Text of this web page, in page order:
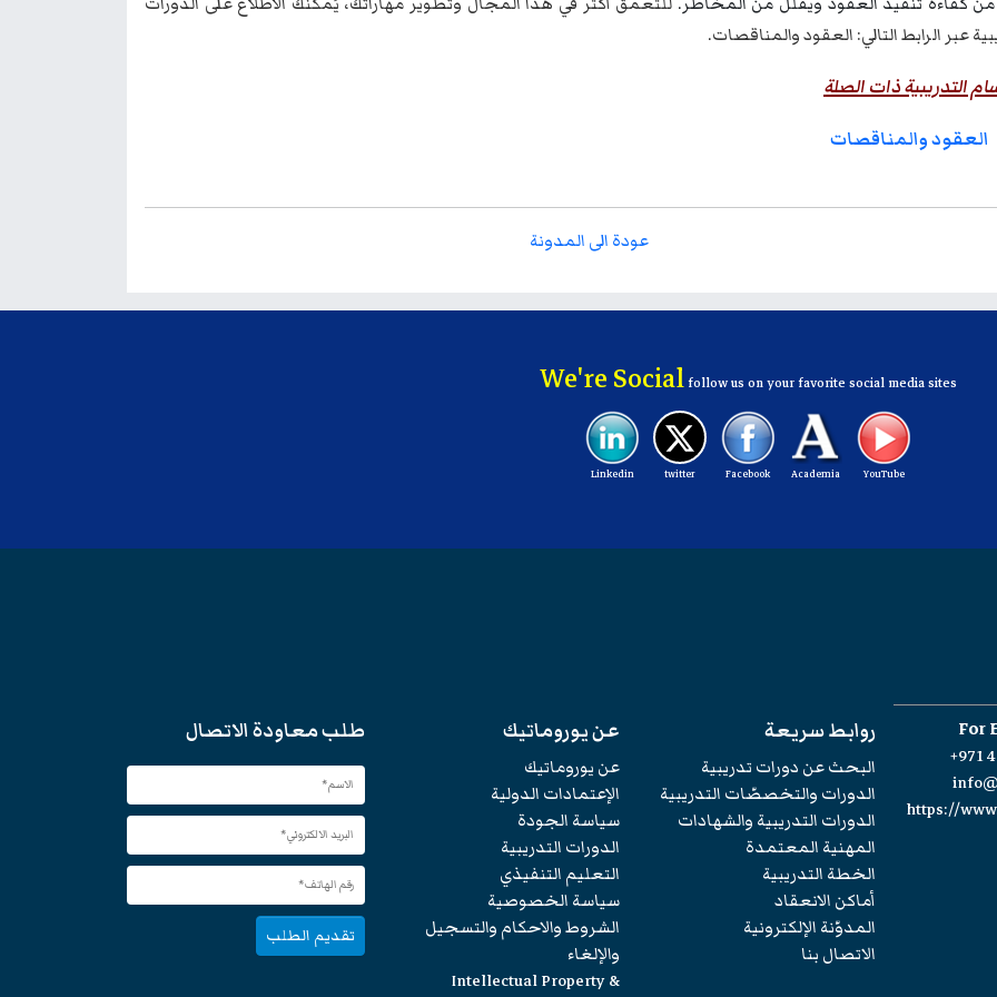
عبر الرابط التالي: العقود والمناقصات.
التدريبية ذات الصلة
العقود والمناقصات
عودة الى المدونة
We're Socialfollow us on your favorite social media sites
YouTube
Academia
Facebook
twitter
Linkedin
For
+971
https://
روابط سريعة
البحث عن دورات تدريبية
الدورات والتخصصّات التدريبية
الدورات التدريبية والشهادات
المهنية المعتمدة
الخطة التدريبية
أماكن الانعقاد
المدوّنة الإلكترونية
الاتصال بنا
عن يوروماتيك
عن يوروماتيك
الإعتمادات الدولية
سياسة الجودة
الدورات التدريبية
التعليم التنفيذي
سياسة الخصوصية
الشروط والاحكام والتسجيل
والإلغاء
Intellectual Property &
طلب معاودة الاتصال
تقديم الطلب